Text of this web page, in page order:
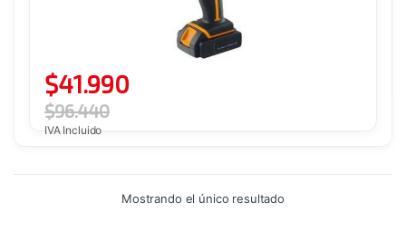
$41.990
$96.440
IVA Incluido
Mostrando el único resultado